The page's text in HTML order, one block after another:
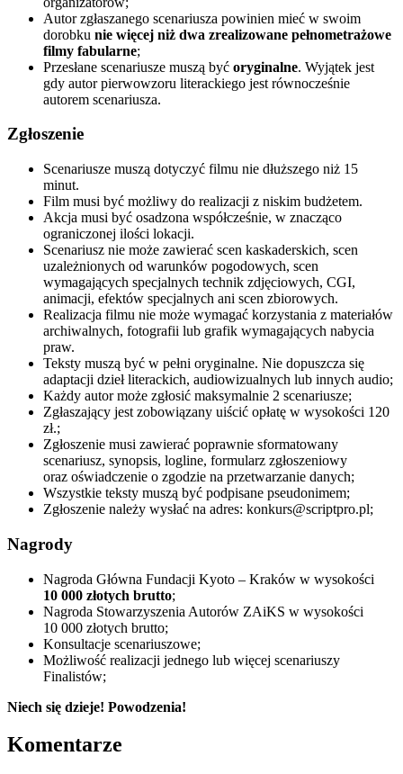
Autor zgłaszanego scenariusza powinien mieć w swoim
dorobku nie więcej niż dwa zrealizowane pełnometrażowe
filmy fabularne;
Przesłane scenariusze muszą być oryginalne. Wyjątek jest
gdy autor pierwowzoru literackiego jest równocześnie
autorem scenariusza.
Zgłoszenie
Scenariusze muszą dotyczyć filmu nie dłuższego niż 15
minut.
Film musi być możliwy do realizacji z niskim budżetem.
Akcja musi być osadzona współcześnie, w znacząco
ograniczonej ilości lokacji.
Scenariusz nie może zawierać scen kaskaderskich, scen
uzależnionych od warunków pogodowych, scen
wymagających specjalnych technik zdjęciowych, CGI,
animacji, efektów specjalnych ani scen zbiorowych.
Realizacja filmu nie może wymagać korzystania z materiałów
archiwalnych, fotografii lub grafik wymagających nabycia
praw.
Teksty muszą być w pełni oryginalne. Nie dopuszcza się
adaptacji dzieł literackich, audiowizualnych lub innych audio;
Każdy autor może zgłosić maksymalnie 2 scenariusze;
Zgłaszający jest zobowiązany uiścić opłatę w wysokości 120
zł.;
Zgłoszenie musi zawierać poprawnie sformatowany
scenariusz, synopsis, logline, formularz zgłoszeniowy
oraz oświadczenie o zgodzie na przetwarzanie danych;
Wszystkie teksty muszą być podpisane pseudonimem;
Zgłoszenie należy wysłać na adres: konkurs@scriptpro.pl;
Nagrody
Nagroda Główna Fundacji Kyoto – Kraków w wysokości
10 000 złotych brutto;
Nagroda Stowarzyszenia Autorów ZAiKS w wysokości
10 000 złotych brutto;
Konsultacje scenariuszowe;
Możliwość realizacji jednego lub więcej scenariuszy
Finalistów;
Niech się dzieje! Powodzenia!
Komentarze